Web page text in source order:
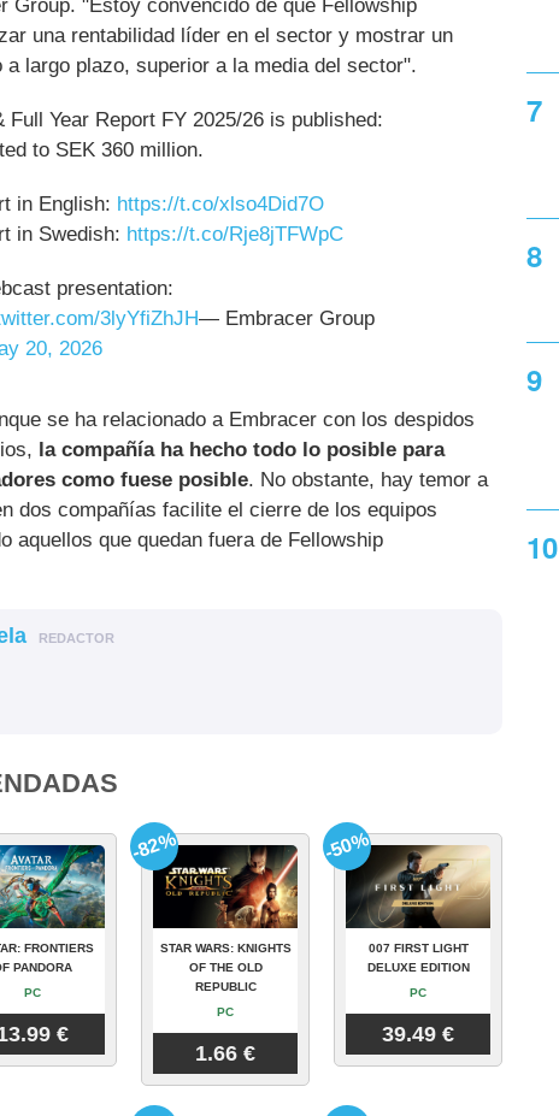
Group. "Estoy convencido de que Fellowship
una rentabilidad líder en el sector y mostrar un
largo plazo, superior a la media del sector".
Full Year Report FY 2025/26 is published:
to SEK 360 million.
in English: https://t.co/xlso4Did7O
in Swedish: https://t.co/Rje8jTFWpC
presentation:
3lyYfiZhJH— Embracer Group
20, 2026
se ha relacionado a Embracer con los despidos
la compañía ha hecho todo lo posible para
como fuese posible. No obstante, hay temor a
dos compañías facilite el cierre de los equipos
aquellos que quedan fuera de Fellowship
REDACTOR
FRONTIERS
PANDORA
PC
€
STAR WARS: KNIGHTS
OF THE OLD
REPUBLIC
PC
1.66 €
-82%
007 FIRST LIGHT
DELUXE EDITION
PC
39.49 €
-50%